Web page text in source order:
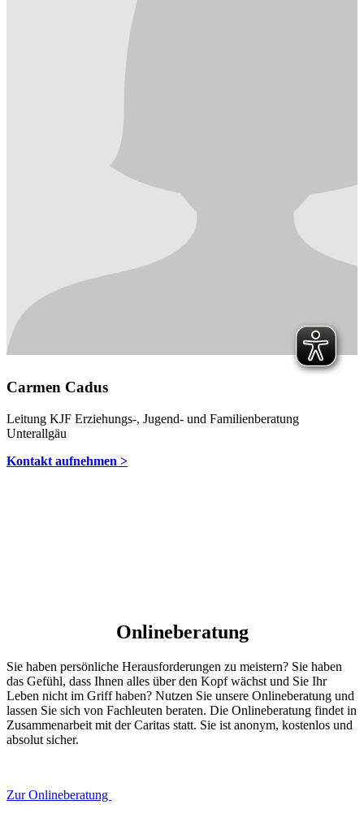
Carmen Cadus
Leitung KJF Erziehungs-, Jugend- und Familienberatung
Unterallgäu
Kontakt aufnehmen >
Onlineberatung
Sie haben persönliche Herausforderungen zu meistern? Sie haben
das Gefühl, dass Ihnen alles über den Kopf wächst und Sie Ihr
Leben nicht im Griff haben? Nutzen Sie unsere Onlineberatung und
lassen Sie sich von Fachleuten beraten. Die Onlineberatung findet in
Zusammenarbeit mit der Caritas statt. Sie ist anonym, kostenlos und
absolut sicher.
Zur Onlineberatung